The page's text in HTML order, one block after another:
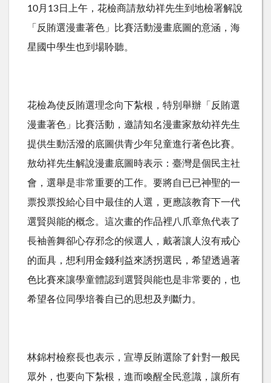
10月13日上午，花檢商請敖幼祥先生到地檢署解說
「反賄選漫畫著色」比賽活動漫畫底圖的意涵，海
星國中學生也到場聆聽。
花檢為使反賄選理念向下紮根，特別舉辦「反賄選
漫畫著色」比賽活動，邀請知名漫畫家敖幼祥先生
提供生動活潑的底圖供青少年兒童進行著色比賽。
敖幼祥先生解說漫畫底圖時表示：臺灣是個民主社
會，選舉是非常重要的工作。要將自已已神聖的一
票投票投給心目中最佳的人選，更應該教育下一代
選賢與能的概念。這次畫的作品裡八爪章魚代表了
長袖善舞卻心存邪念的候選人，戴著讓人沒有戒心
的面具，想利用金錢利益來誘拐選民，希望透過著
色比賽來讓學童體認到選賢與能也是非常要的，也
希望各位同學培養自已的思想及判斷力。
林錦村檢察長也表示，宣導反賄選除了針對一般民
眾外，也要向下紮根，進而喚醒全民意識，讓所有